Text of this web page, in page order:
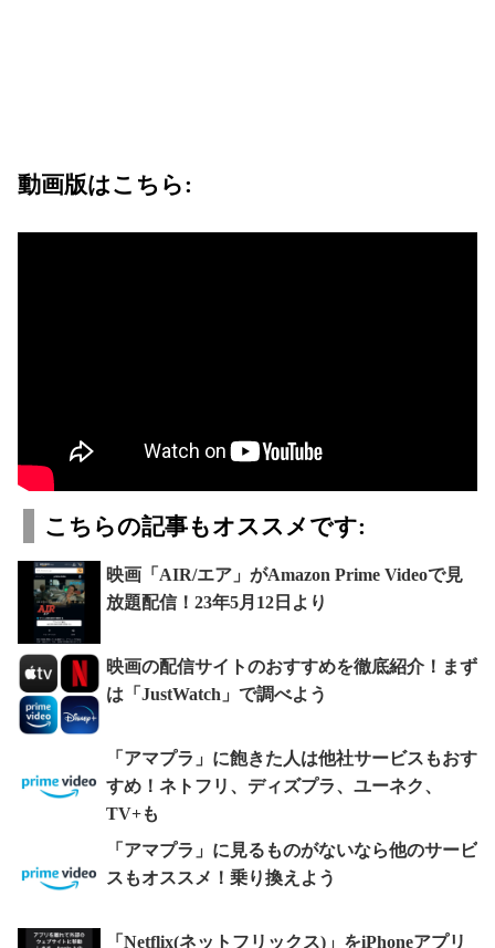
動画版はこちら:
こちらの記事もオススメです:
映画「AIR/エア」がAmazon Prime Videoで見
放題配信！23年5月12日より
映画の配信サイトのおすすめを徹底紹介！まず
は「JustWatch」で調べよう
「アマプラ」に飽きた人は他社サービスもおす
すめ！ネトフリ、ディズプラ、ユーネク、
TV+も
「アマプラ」に見るものがないなら他のサービ
スもオススメ！乗り換えよう
「Netflix(ネットフリックス)」をiPhoneアプリ